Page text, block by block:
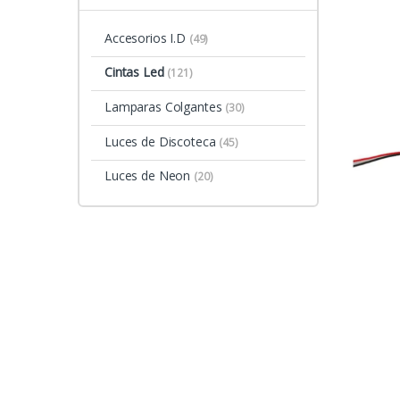
Accesorios I.D (49)
Cintas Led (121)
Lamparas Colgantes (30)
Luces de Discoteca (45)
Luces de Neon (20)